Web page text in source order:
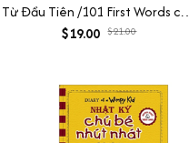
Từ Đầu Tiên /101 First Words
bé từ 1-7 tuổi (Trọn Bộ 6 Cuốn)
$19.00 $21.00